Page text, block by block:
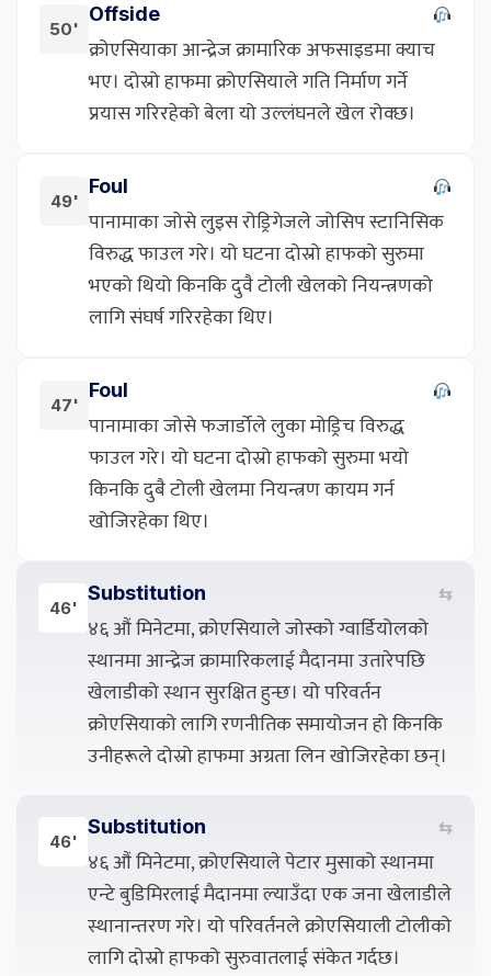
50'
Offside
क्रोएसियाका आन्द्रेज क्रामारिक अफसाइडमा क्याच
भए। दोस्रो हाफमा क्रोएसियाले गति निर्माण गर्ने
प्रयास गरिरहेको बेला यो उल्लंघनले खेल रोक्छ।
49'
Foul
पानामाका जोसे लुइस रोड्रिगेजले जोसिप स्टानिसिक
विरुद्ध फाउल गरे। यो घटना दोस्रो हाफको सुरुमा
भएको थियो किनकि दुवै टोली खेलको नियन्त्रणको
लागि संघर्ष गरिरहेका थिए।
47'
Foul
पानामाका जोसे फजार्डोले लुका मोड्रिच विरुद्ध
फाउल गरे। यो घटना दोस्रो हाफको सुरुमा भयो
किनकि दुबै टोली खेलमा नियन्त्रण कायम गर्न
खोजिरहेका थिए।
46'
Substitution ⇆
४६ औं मिनेटमा, क्रोएसियाले जोस्को ग्वार्डियोलको
स्थानमा आन्द्रेज क्रामारिकलाई मैदानमा उतारेपछि
खेलाडीको स्थान सुरक्षित हुन्छ। यो परिवर्तन
क्रोएसियाको लागि रणनीतिक समायोजन हो किनकि
उनीहरूले दोस्रो हाफमा अग्रता लिन खोजिरहेका छन्।
46'
Substitution ⇆
४६ औं मिनेटमा, क्रोएसियाले पेटार मुसाको स्थानमा
एन्टे बुडिमिरलाई मैदानमा ल्याउँदा एक जना खेलाडीले
स्थानान्तरण गरे। यो परिवर्तनले क्रोएसियाली टोलीको
लागि दोस्रो हाफको सुरुवातलाई संकेत गर्दछ।